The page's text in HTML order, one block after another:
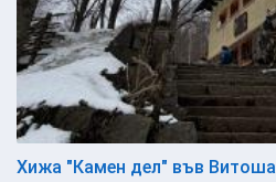
Хижа "Камен дел" във Витоша